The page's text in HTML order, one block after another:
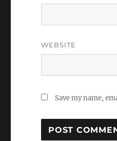
WEBSITE
Save my name,